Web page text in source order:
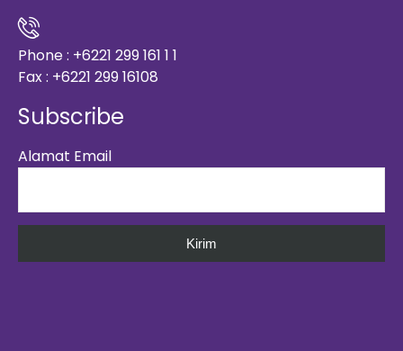
Phone : +6221 299 161 1 1
Fax : +6221 299 16108
Subscribe
Alamat Email